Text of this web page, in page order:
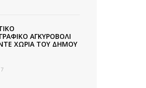
ΑΓΚΥΡΟΒΟΛΙ
ΧΩΡΙΑ ΤΟΥ ΔΗΜΟΥ